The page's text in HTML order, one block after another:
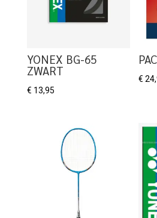
YONEX BG-65
ZWART
€ 13,95
€